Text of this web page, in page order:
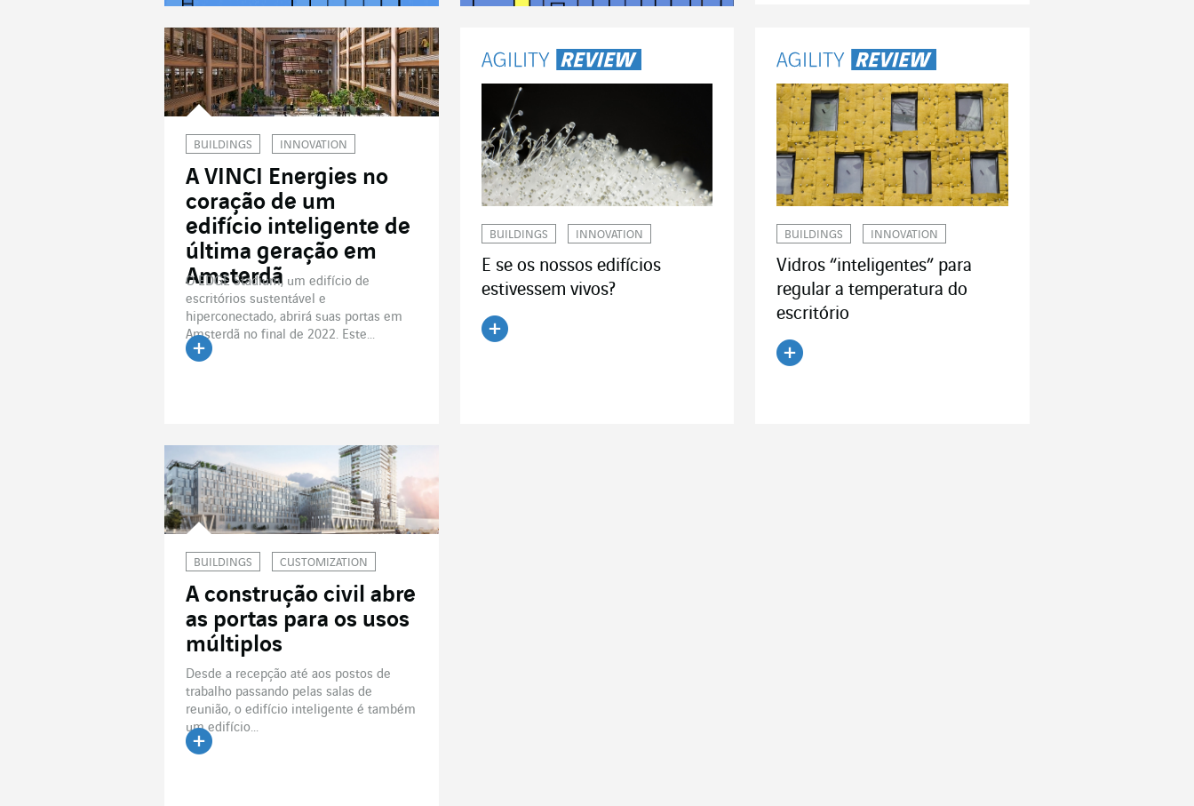
BUILDINGS INNOVATION
A VINCI Energies no
coração de um
edifício inteligente de
última geração em
Amsterdã
O EDGE Stadium, um edifício de
escritórios sustentável e
hiperconectado, abrirá suas portas em
Amsterdã no final de 2022. Este...
BUILDINGS INNOVATION
E se os nossos edifícios
estivessem vivos?
BUILDINGS INNOVATION
Vidros “inteligentes” para
regular a temperatura do
escritório
BUILDINGS CUSTOMIZATION
A construção civil abre
as portas para os usos
múltiplos
Desde a recepção até aos postos de
trabalho passando pelas salas de
reunião, o edifício inteligente é também
um edifício...